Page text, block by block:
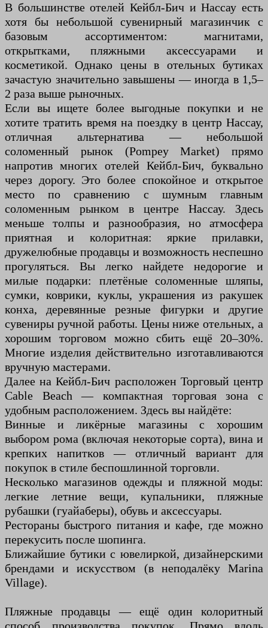
В большинстве отелей Кейбл-Бич и Нассау есть
хотя бы небольшой сувенирный магазинчик с
базовым ассортиментом: магнитами,
открытками, пляжными аксессуарами и
косметикой. Однако цены в отельных бутиках
зачастую значительно завышены — иногда в 1,5–
2 раза выше рыночных.
Если вы ищете более выгодные покупки и не
хотите тратить время на поездку в центр Нассау,
отличная альтернатива — небольшой
соломенный рынок (Pompey Market) прямо
напротив многих отелей Кейбл-Бич, буквально
через дорогу. Это более спокойное и открытое
место по сравнению с шумным главным
соломенным рынком в центре Нассау. Здесь
меньше толпы и разнообразия, но атмосфера
приятная и колоритная: яркие прилавки,
дружелюбные продавцы и возможность неспешно
прогуляться. Вы легко найдете недорогие и
милые подарки: плетёные соломенные шляпы,
сумки, коврики, куклы, украшения из ракушек
конха, деревянные резные фигурки и другие
сувениры ручной работы. Цены ниже отельных, а
хорошим торговом можно сбить ещё 20–30%.
Многие изделия действительно изготавливаются
вручную мастерами.
Далее на Кейбл-Бич расположен Торговый центр
Cable Beach — компактная торговая зона с
удобным расположением. Здесь вы найдёте:
Винные и ликёрные магазины с хорошим
выбором рома (включая некоторые сорта), вина и
крепких напитков — отличный вариант для
покупок в стиле беспошлинной торговли.
Несколько магазинов одежды и пляжной моды:
легкие летние вещи, купальники, пляжные
рубашки (гуайаберы), обувь и аксессуары.
Рестораны быстрого питания и кафе, где можно
перекусить после шопинга.
Ближайшие бутики с ювелиркой, дизайнерскими
брендами и искусством (в неподалёку Marina
Village).
Пляжные продавцы — ещё один колоритный